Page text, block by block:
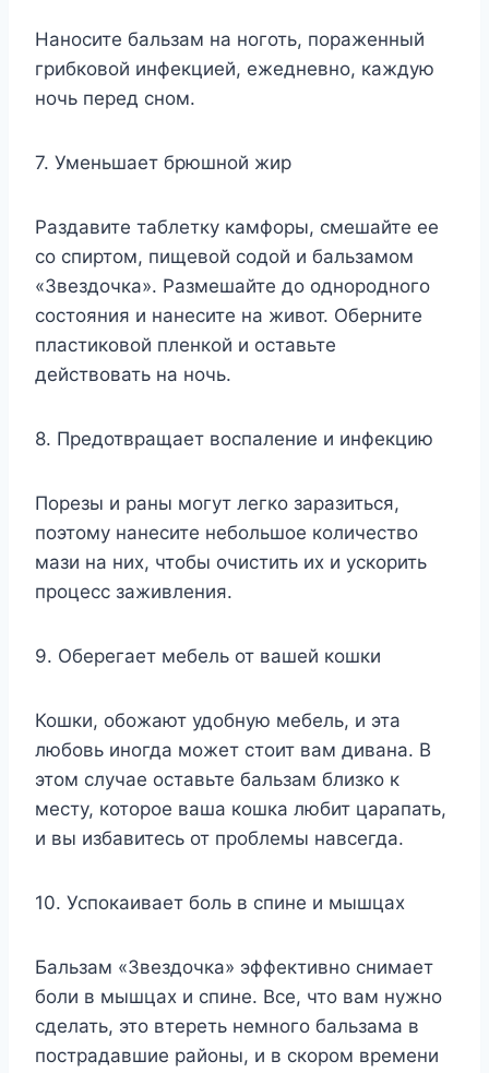
Наносите бальзам на ноготь, пораженный
грибковой инфекцией, ежедневно, каждую
ночь перед сном.
7. Уменьшает брюшной жир
Раздавите таблетку камфоры, смешайте ее
со спиртом, пищевой содой и бальзамом
«Звездочка». Размешайте до однородного
состояния и нанесите на живот. Оберните
пластиковой пленкой и оставьте
действовать на ночь.
8. Предотвращает воспаление и инфекцию
Порезы и раны могут легко заразиться,
поэтому нанесите небольшое количество
мази на них, чтобы очистить их и ускорить
процесс заживления.
9. Оберегает мебель от вашей кошки
Кошки, обожают удобную мебель, и эта
любовь иногда может стоит вам дивана. В
этом случае оставьте бальзам близко к
месту, которое ваша кошка любит царапать,
и вы избавитесь от проблемы навсегда.
10. Успокаивает боль в спине и мышцах
Бальзам «Звездочка» эффективно снимает
боли в мышцах и спине. Все, что вам нужно
сделать, это втереть немного бальзама в
пострадавшие районы, и в скором времени